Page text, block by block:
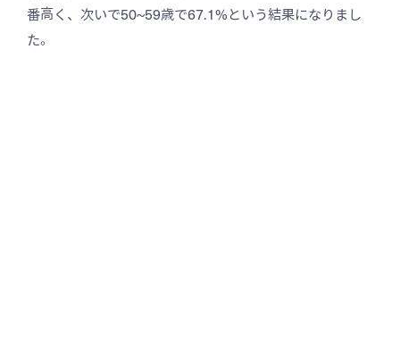
番高く、次いで50~59歳で67.1%という結果になりまし
た。